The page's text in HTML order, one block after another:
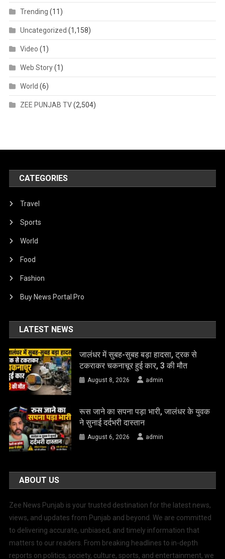
Trending (11)
Uncategorized (1,158)
Video (1)
Web Story(1)
World (6)
ZEE PUNJAB TV(2,504)
CATEGORIES
Travel
Sports
World
Food
Fashion
Buy News Portal Pro
LATEST NEWS
जालंधर में सुबह-सुबह बड़ा हादसा, ट्रक से
टकराकर चकनाचूर हुई कार, 3 की मौत
August 8, 2026 admin
रूस जाने का सपना पड़ा भारी, जालंधर के युवक
ने सुनाई दर्दभरी दास्तान
August 6, 2026 admin
ABOUT US
Zee News Punjab is your trusted destination for the latest news,
views, and updates from Punjab and beyond. We are committed
to delivering accurate, unbiased, and timely information that
matters to our readers. From breaking headlines to in-depth
reports on politics, society, culture, sports, and entertainment, we